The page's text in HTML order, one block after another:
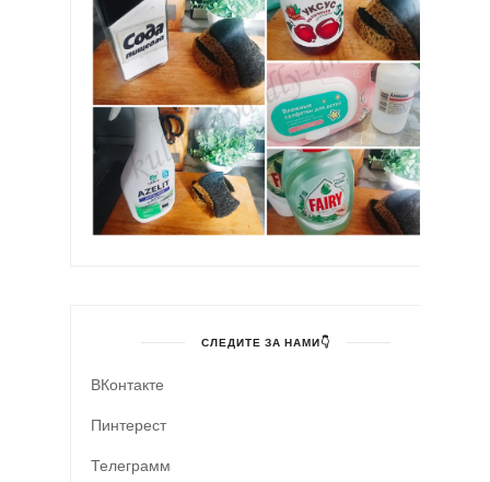
СЛЕДИТЕ ЗА НАМИ👇
ВКонтакте
Пинтерест
Телеграмм